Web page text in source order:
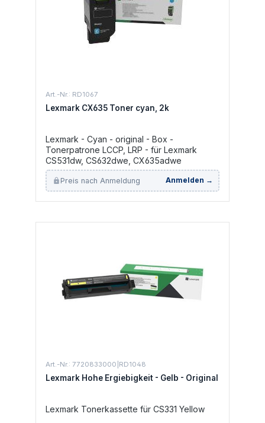
Art.-Nr.: RD1067
Lexmark CX635 Toner cyan, 2k
Lexmark - Cyan - original - Box -
Tonerpatrone LCCP, LRP - für Lexmark
CS531dw, CS632dwe, CX635adwe
Preis nach Anmeldung Anmelden →
Art.-Nr.: 7720833000|RD1048
Lexmark Hohe Ergiebigkeit - Gelb - Original
Lexmark Tonerkassette für CS331 Yellow